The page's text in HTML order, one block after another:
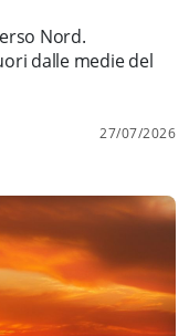
Nord.
dalle medie del
27/07/2026